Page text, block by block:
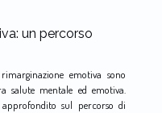
un percorso
emotiva sono
salute mentale ed emotiva.
sul percorso di